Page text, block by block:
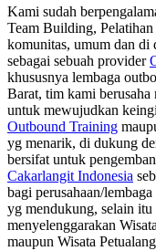
Kami sudah
Team Building,
komunitas, umum dan di
sebagai sebuah provider
khususnya lembaga
Barat, tim kami berusaha
untuk mewujudkan
Outbound Training
yg menarik, di dukung
bersifat untuk
Cakarlangit Indonesia
bagi perusahaan/
yg mendukung, selain itu
menyelenggarakan
maupun Wisata